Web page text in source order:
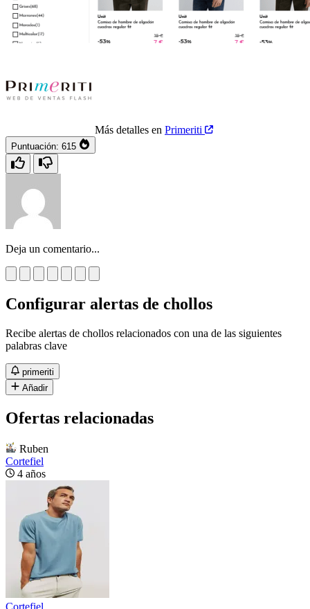
Más detalles en Primeriti
Puntuación: 615
Deja un comentario...
Configurar alertas de chollos
Recibe alertas de chollos relacionados con una de las siguientes
palabras clave
primeriti
Añadir
Ofertas relacionadas
Ruben
Cortefiel
4 años
Cortefiel